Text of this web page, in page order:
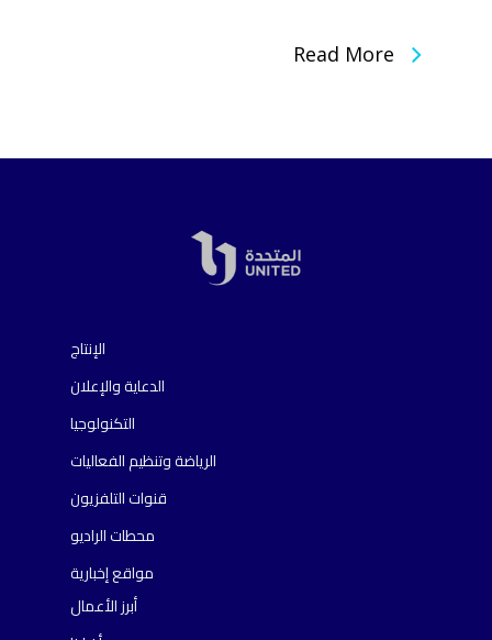
Read More
الإنتاج
الدعاية والإعلان
التكنولوجيا
الرياضة وتنظيم الفعاليات
قنوات التلفزيون
محطات الراديو
مواقع إخبارية
أبرز الأعمال